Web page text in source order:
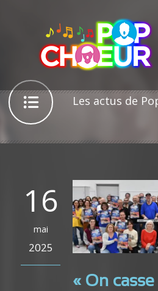
Les actus de
16
mai
2025
« On